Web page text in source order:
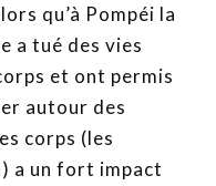
qu’à Pompéi la
a tué des vies
et ont permis
autour des
corps (les
a un fort impact